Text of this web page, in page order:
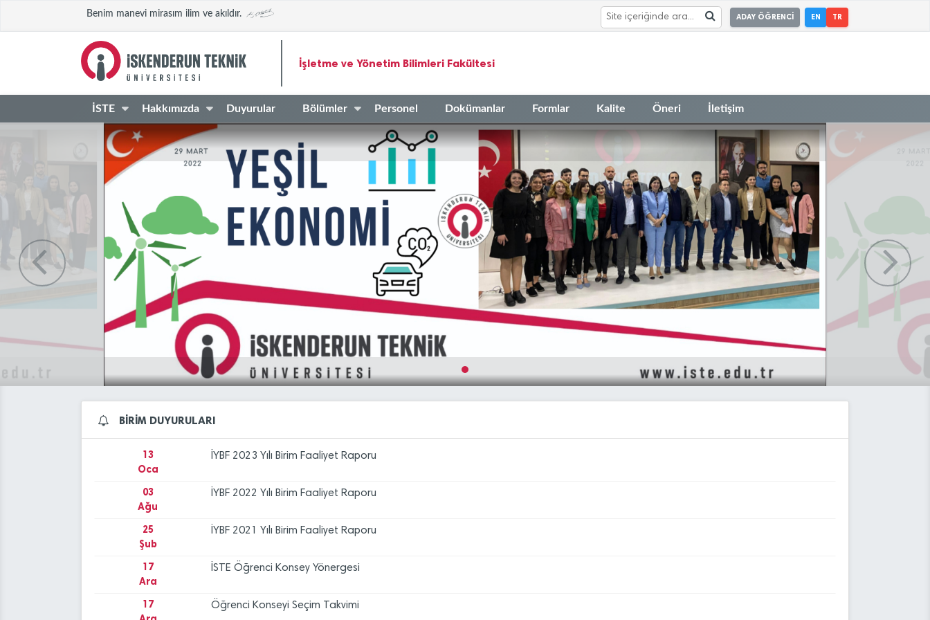
Benim manevi mirasım ilim ve akıldır. ADAY ÖĞRENCİ EN TR
İşletme ve Yönetim Bilimleri Fakültesi
İSTE Hakkımızda Duyurular Bölümler Personel Dokümanlar Formlar Kalite Öneri İletişim
BİRİM DUYURULARI
13
Oca
İYBF 2023 Yılı Birim Faaliyet Raporu
03
Ağu
25
Şub
İYBF 2021 Yılı Birim Faaliyet Raporu
Ara
İSTE Öğrenci Konsey Yönergesi
17
Öğrenci Konseyi Seçim Takvimi
17
Deprem Bölgesi Kariyer Fuarı DEPKAF 2025
13
Oca
İYBF 2023 Yılı Birim Faaliyet Raporu
03
Ağu
İYBF 2022 Yılı Birim Faaliyet Raporu
25
Şub
İYBF 2021 Yılı Birim Faaliyet Raporu
17
Ara
İSTE Öğrenci Konsey Yönergesi
17
Öğrenci Konseyi Seçim Takvimi